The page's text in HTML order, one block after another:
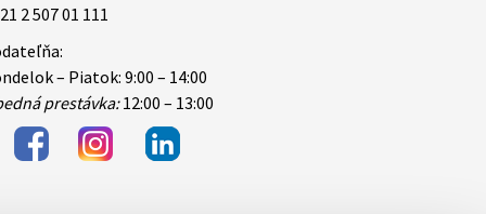
2 507 01 111
– Piatok: 9:00 – 14:00
prestávka:12:00 – 13:00